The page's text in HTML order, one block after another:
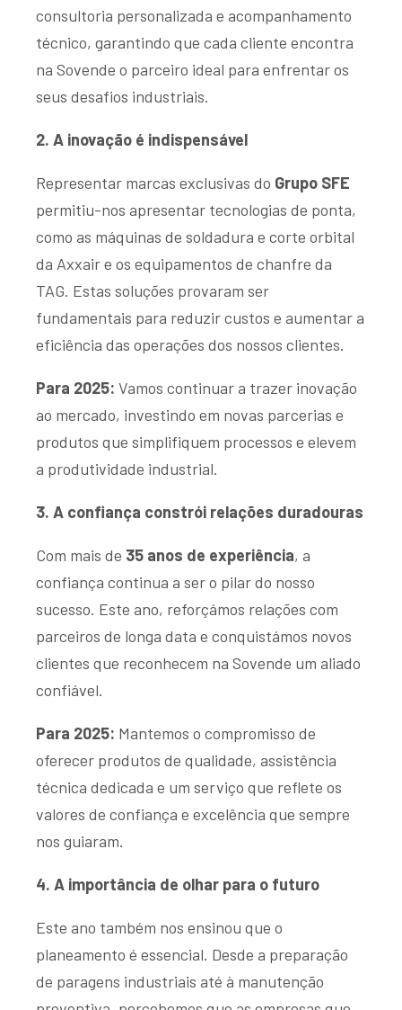
consultoria personalizada e acompanhamento
técnico, garantindo que cada cliente encontra
na Sovende o parceiro ideal para enfrentar os
seus desafios industriais.
2. A inovação é indispensável
Representar marcas exclusivas do Grupo SFE
permitiu-nos apresentar tecnologias de ponta,
como as máquinas de soldadura e corte orbital
da Axxaire os equipamentos de chanfre da
TAG. Estas soluções provaram ser
fundamentais para reduzir custos e aumentar a
eficiência das operações dos nossos clientes.
Para 2025: Vamos continuar a trazer inovação
ao mercado, investindo em novas parcerias e
produtos que simplifiquem processos e elevem
a produtividade industrial.
3. A confiança constrói relações duradouras
Com mais de 35 anos de experiência, a
confiança continua a ser o pilar do nosso
sucesso. Este ano, reforçámos relações com
parceiros de longa data e conquistámos novos
clientes que reconhecem na Sovende um aliado
confiável.
Para 2025: Mantemos o compromisso de
oferecer produtos de qualidade, assistência
técnica dedicada e um serviço que reflete os
valores de confiança e excelência que sempre
nos guiaram.
4. A importância de olhar para o futuro
Este ano também nos ensinou que o
planeamento é essencial. Desde a preparação
de paragens industriais até à manutenção